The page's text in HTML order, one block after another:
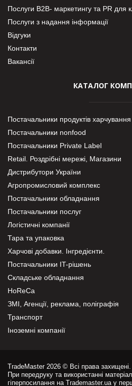
Послуги В2В- маркетингу та PR для
Послуги з надання інформації
Відгуки
Контакти
Вакансії
КАТАЛОГ
Постачальники продуктів харчування
Постачальники nonfood
Постачальники Private Label
Retail. Роздрібні мережі, Магазини
Дистрибутори України
Агропромисловий комплекс
Постачальники обладнання
Постачальники послуг
Логістичні компанії
Тара та упаковка
Харчові добавки. Інгредієнти.
Постачальники IT-рішень
Складське обладнання
HoReCa
ЗМІ, Агенції, реклама, поліграфія
Транспорт
Іноземні компанії
TradeMaster 2026 © Всі права захищені.
При передруку та використанні
гіперпосилання на Trademaster.ua у